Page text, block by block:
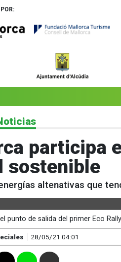
participa
sostenible
altenativas que
punto de salida del primer Eco
28/05/21 04:01